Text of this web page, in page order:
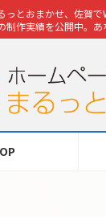
っとおまかせ、佐賀
制作実績を公開中。